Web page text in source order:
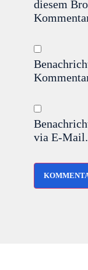
diesem
via E-Mail.